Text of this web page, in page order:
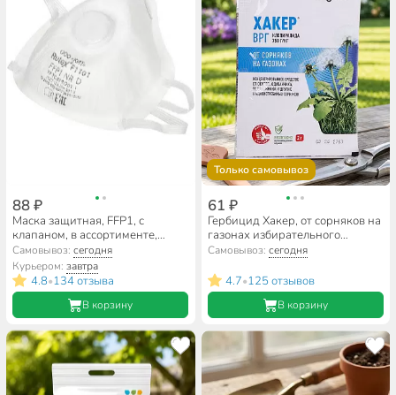
88 ₽
Маска защитная, FFP1, с
клапаном, в ассортименте,
892507
Самовывоз:сегодня
Курьером:завтра
4.8•134 отзыва
В корзину
Только самовывоз
61 ₽
Гербицид Хакер, от сорняков на
газонах избирательного
действия, 2 г, Avgust
Самовывоз: сегодня
4.7•125 отзывов
В корзину